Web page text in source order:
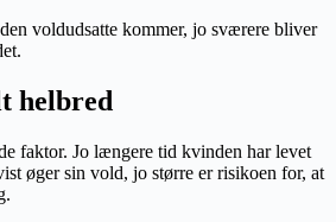
voldudsatte kommer, jo sværere bliver
helbred
faktor. Jo længere tid kvinden har levet
øger sin vold, jo større er risikoen for, at